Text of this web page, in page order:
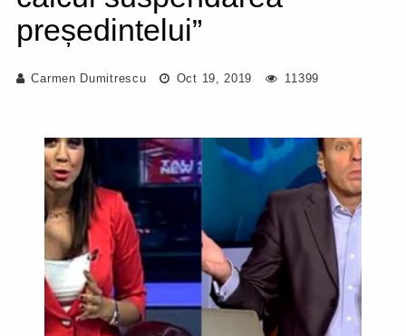
președintelui”
Carmen Dumitrescu Oct 19, 2019 11399